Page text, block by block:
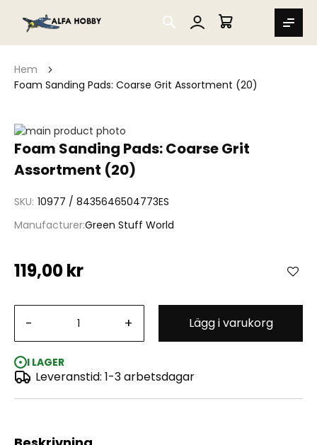
SEARCH
MIN VARUKORG
Hem
Foam Sanding Pads: Coarse Grit Assortment (20)
Foam Sanding Pads: Coarse Grit
Assortment (20)
SKU 10977 / 8435646504773ES
ManufacturerGreen Stuff World
119,00 kr
- + Lägg i varukorg
I LAGER
Leveranstid: 1-3 arbetsdagar
Hoppa
till
av
Foam Sanding Pads: Coarse Grit Assortment (20)
Hoppa
början
bildgalleriet